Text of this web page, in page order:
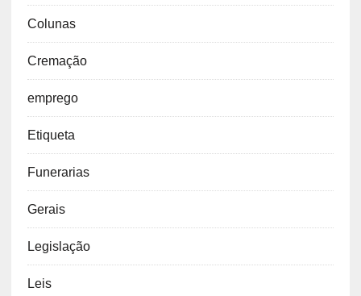
Colunas
Cremação
emprego
Etiqueta
Funerarias
Gerais
Legislação
Leis